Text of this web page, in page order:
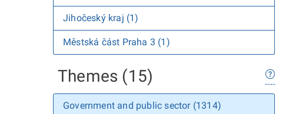
Jihočeský kraj (1)
Městská část Praha 3 (1)
Themes (15)
Government and public sector (1314)